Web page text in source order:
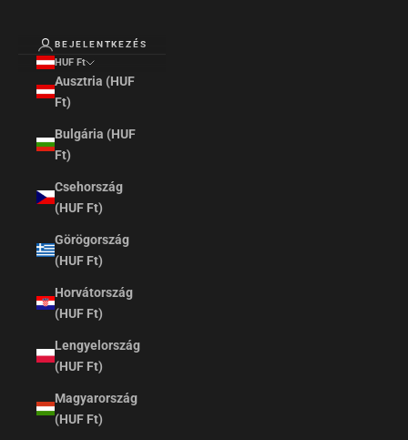
BEJELENTKEZÉS
HUF Ft
Ausztria (HUF
Ft)
Bulgária (HUF
Ft)
Csehország
(HUF Ft)
Görögország
(HUF Ft)
Horvátország
(HUF Ft)
Lengyelország
(HUF Ft)
Magyarország
(HUF Ft)